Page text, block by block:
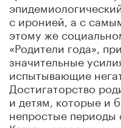
с иронией, а с
этому же
«Родители года»,
значительные
испытывающие
Достигаторство
и детям, которые и
непростые периоды